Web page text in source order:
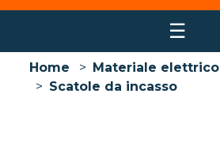
☰
Home > Materiale elettrico
> Scatole da incasso